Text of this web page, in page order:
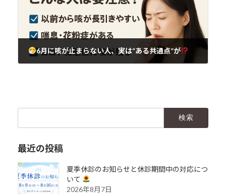
6月に咳が止まらない人、実は“ある共通点”が
最近の投稿
夏季休診のお知らせと休診期間中の対応につ
いて
2026年8月7日